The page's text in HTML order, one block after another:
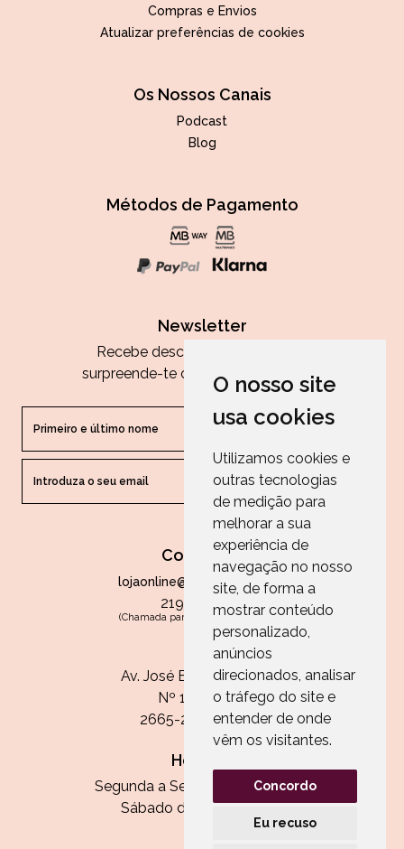
O nosso site
usa cookies
Utilizamos cookies e
outras tecnologias
de medição para
melhorar a sua
experiência de
navegação no nosso
site, de forma a
mostrar conteúdo
personalizado,
anúncios
direcionados, analisar
o tráfego do site e
entender de onde
vêm os visitantes.
Concordo
Eu recuso
Compras e Envios
Atualizar preferências de cookies
Os Nossos Canais
Podcast
Blog
Métodos de Pagamento
Newsletter
Recebe descontos exclusivos e
surpreende-te com as nossas dicas.
ENVIAR
Contactos
lojaonline@paperandarts.pt
219 862 836
(Chamada para a rede fixa nacional)
Loja
Av. José Batista Antunes
Nº 11, Loja 10
2665-236 Malveira
Horário:
Segunda a Sexta das 13h às 20h
Sábado das 9h30 às 13h